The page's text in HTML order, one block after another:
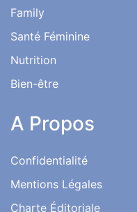
Family
Santé Féminine
Nutrition
Bien-être
A Propos
Confidentialité
Mentions Légales
Charte Éditoriale